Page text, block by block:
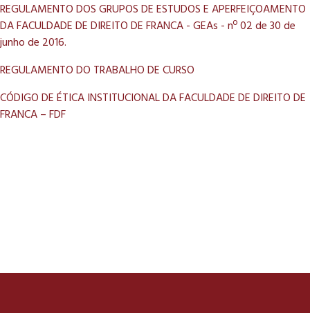
REGULAMENTO DOS GRUPOS DE ESTUDOS E APERFEIÇOAMENTO
DA FACULDADE DE DIREITO DE FRANCA - GEAs - nº 02 de 30 de
junho de 2016.
REGULAMENTO DO TRABALHO DE CURSO
CÓDIGO DE ÉTICA INSTITUCIONAL DA FACULDADE DE DIREITO DE
FRANCA – FDF